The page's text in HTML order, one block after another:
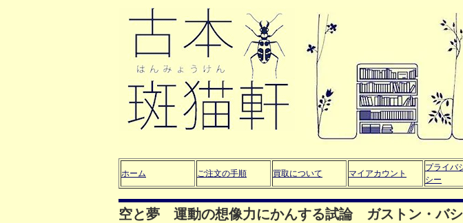
ホーム ご注文の手順 買取について マイアカウント
プライバ
シー
空と夢 運動の想像力にかんする試論 ガストン・バ